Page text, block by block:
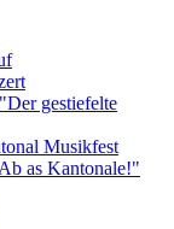
gestiefelte
Musikfest
as Kantonale!"